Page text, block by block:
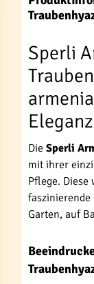
Sperli
Die Sperli
mit ihrer
Pflege.
Garten, auf